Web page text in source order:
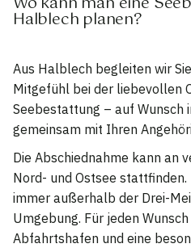
Halblech planen?
Aus Halblech begleiten wir
Mitgefühl bei der liebevollen
Seebestattung – auf Wunsch
gemeinsam mit Ihren
Die Abschiednahme kann an
Nord- und Ostsee
immer außerhalb der Drei-
Umgebung. Für jeden
Abfahrtshafen und eine